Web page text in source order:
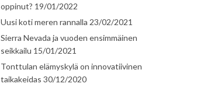
oppinut? 19/01/2022
Uusi koti meren rannalla 23/02/2021
Sierra Nevada ja vuoden ensimmäinen
seikkailu 15/01/2021
Tonttulan elämyskylä on innovatiivinen
taikakeidas 30/12/2020